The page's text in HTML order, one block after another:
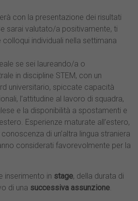
con la presentazione dei risultati
sarai valutato/a positivamente, ti
individuali nella settimana
se sei laureando/a o
in discipline STEM, con un
universitario, spiccate capacità
l’attitudine al lavoro di squadra,
e la disponibilità a spostamenti e
Esperienze maturate all’estero,
di un’altra lingua straniera
considerati favorevolmente per la
inserimento in stage, della durata di
di una successiva assunzione.